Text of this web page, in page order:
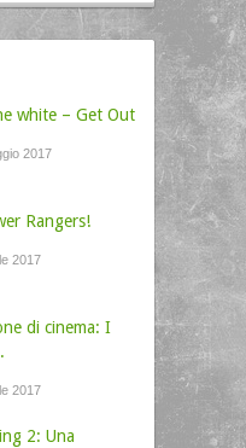
white – Get Out
2017
Rangers!
2017
di cinema: I
2017
2: Una